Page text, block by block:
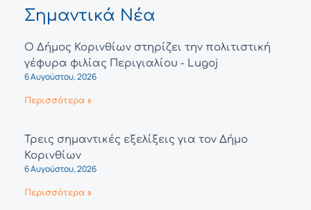
Σημαντικά Νέα
Ο Δήμος Κορινθίων στηρίζει την πολιτιστική
γέφυρα φιλίας Περιγιαλίου - Lugoj
6 Αυγούστου, 2026
Περισσότερα »
Τρεις σημαντικές εξελίξεις για τον Δήμο
Κορινθίων
6 Αυγούστου, 2026
Περισσότερα »